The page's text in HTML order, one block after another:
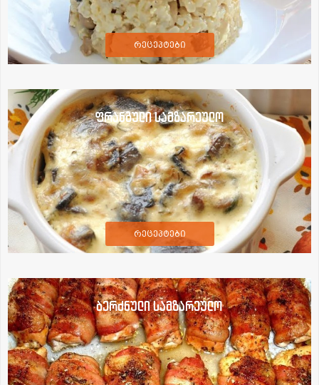
რეცეპტები
ფრანგული სამზარეულო
რეცეპტები
ბერძნული სამზარეულო